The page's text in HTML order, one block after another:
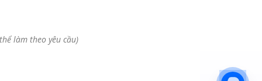
làm theo yêu cầu)